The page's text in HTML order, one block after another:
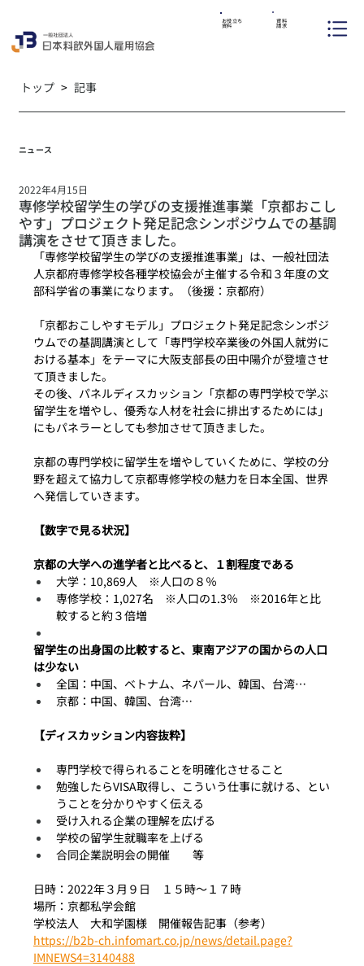
お役立ち
資料
資料
請求
ニュース
専修学校留学生の学びの支援推進事業「京都おこし
やす」プロジェクト発足記念シンポジウムでの基調
講演をさせて頂きました。
2022年4月15日
「専修学校留学生の学びの支援推進事業」は、一般社団法
人京都府専修学校各種学校協会が主催する令和３年度の文
部科学省の事業になります。（後援：京都府）
「京都おこしやすモデル」プロジェクト発足記念シンポジ
ウムでの基調講演として「専門学校卒業後の外国人就労に
おける基本」をテーマに大阪支部長の田中陽介が登壇させ
て頂きました。
その後、パネルディスカッション「京都の専門学校で学ぶ
留学生を増やし、優秀な人材を社会に排出するためには」
にもパネラーとしても参加させて頂きました。
京都の専門学校に留学生を増やしていくために、学校の分
野を超えて協力して京都専修学校の魅力を日本全国、世界
へ発信していきます。
【数字で見る状況】
京都の大学への進学者と比べると、１割程度である
大学：10,869人　※人口の８％
専修学校：1,027名　※人口の1.3％　※2016年と比
較すると約３倍増
留学生の出身国の比較すると、東南アジアの国からの人口
は少ない
全国：中国、ベトナム、ネパール、韓国、台湾…
京都：中国、韓国、台湾…
【ディスカッション内容抜粋】
専門学校で得られることを明確化させること
勉強したらVISA取得し、こういう仕事に就ける、とい
うことを分かりやすく伝える
受け入れる企業の理解を広げる
学校の留学生就職率を上げる
合同企業説明会の開催　　等
日時：2022年３月９日　１５時～１７時
場所：京都私学会館
学校法人　大和学園様　開催報告記事（参考）
https://b2b-ch.infomart.co.jp/news/detail.page?
IMNEWS4=3140488
トップ > 記事